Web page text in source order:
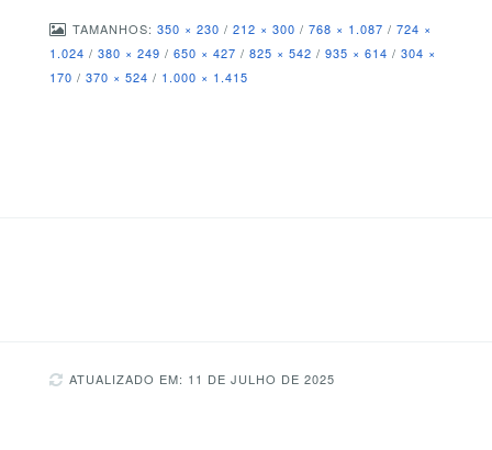
TAMANHOS: 350 × 230 / 212 × 300 / 768 × 1.087 / 724 ×
1.024 / 380 × 249 / 650 × 427 / 825 × 542 / 935 × 614 / 304 ×
170 / 370 × 524 / 1.000 × 1.415
ATUALIZADO EM: 11 DE JULHO DE 2025